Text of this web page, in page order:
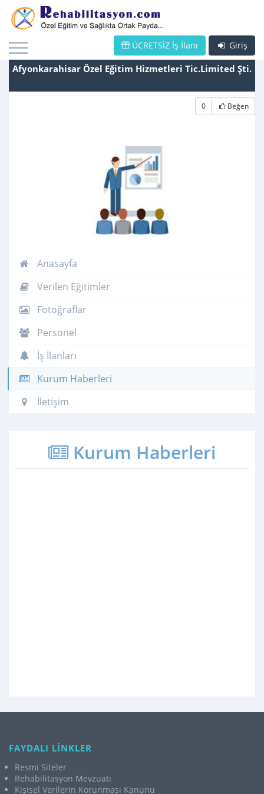
Giriş
ÜCRETSİZ İş İlanı
Afyonkarahisar Özel Eğitim Hizmetleri Tic.Limited Şti.
0 Beğen
Anasayfa
Verilen Eğitimler
Fotoğraflar
Personel
İş İlanları
Kurum Haberleri
İletişim
Kurum Haberleri
FAYDALI LİNKLER
Resmi Siteler
Rehabilitasyon Mevzuatı
Kişisel Verilerin Korunması Kanunu